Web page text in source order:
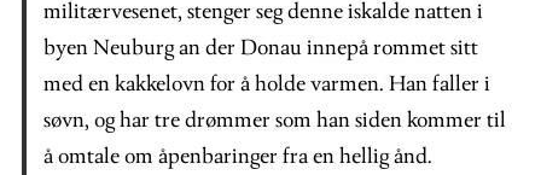
militærvesenet, stenger seg denne iskalde natten i
byen Neuburg an der Donau innepå rommet sitt
med en kakkelovn for å holde varmen. Han faller i
søvn, og har tre drømmer som han siden kommer til
å omtale om åpenbaringer fra en hellig ånd.